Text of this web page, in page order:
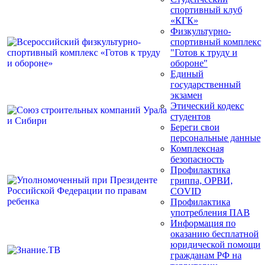
спортивный клуб
«КГК»
Физкультурно-
спортивный комплекс
"Готов к труду и
обороне"
Единый
государственный
экзамен
Этический кодекс
студентов
Береги свои
персональные данные
Комплексная
безопасность
Профилактика
гриппа, ОРВИ,
COVID
Профилактика
употребления ПАВ
Информация по
оказанию бесплатной
юридической помощи
гражданам РФ на